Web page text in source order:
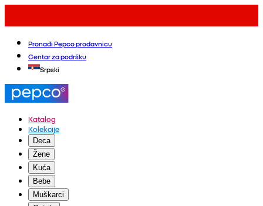
Pronađi Pepco prodavnicu
Centar za podršku
Srpski
Katalog
Kolekcije
Deca
Žene
Kuća
Bebe
Muškarci